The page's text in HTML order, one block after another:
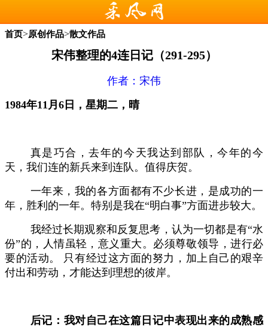
首页>原创作品>散文作品
宋伟整理的4连日记（291-295）
作者： 宋伟
1984年11月 6日，星期二，晴
真是巧合，去年的今天我达到部队，今年的今
天，我们连的新兵来到连队。值得庆贺。
一年来，我的各方面都有不少长进，是成功的一
年，胜利的一年。特别是我在“明白事”方面进步较大。
我经过长期观察和反复思考，认为一切都是有“水
份”的，人情虽轻，意义重大。必须尊敬领导，进行必
要的活动。 只有经过这方面的努力，加上自己的艰辛
付出和劳动，才能达到理想的彼岸。
后记：我对自己在这篇日记中表现出来的成熟感